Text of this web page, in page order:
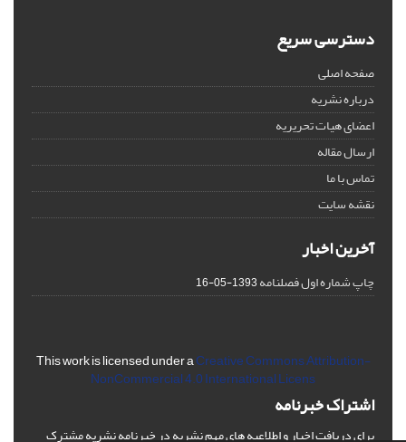
دسترسی سریع
صفحه اصلی
درباره نشریه
اعضای هیات تحریریه
ارسال مقاله
تماس با ما
نقشه سایت
آخرین اخبار
چاپ شماره اول فصلنامه1393-05-16
This work is licensed under aCreative Commons Attribution-
NonCommercial 4.0 International Licens
اشتراک خبرنامه
برای دریافت اخبار و اطلاعیه های مهم نشریه در خبرنامه نشریه مشترک